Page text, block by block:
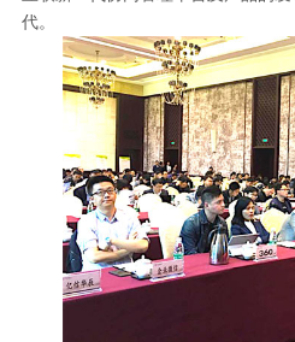
代。